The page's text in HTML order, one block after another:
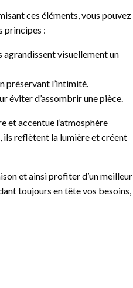
ces éléments, vous pouvez
principes :
agrandissent visuellement un
préservant l’intimité.
éviter d’assombrir une pièce.
et accentue l’atmosphère
ils reflètent la lumière et créent
et ainsi profiter d’un meilleur
toujours en tête vos besoins,